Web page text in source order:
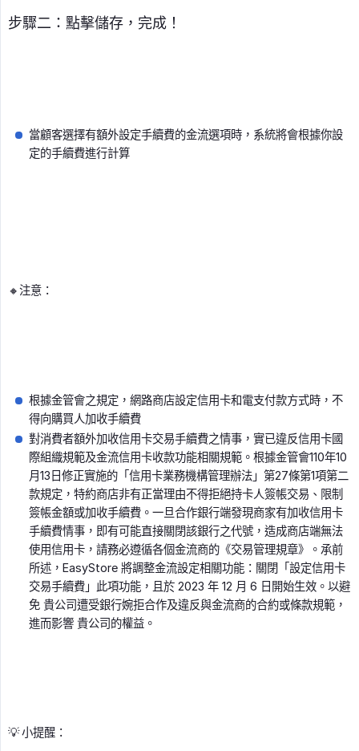
步驟二：點擊儲存，完成！
當顧客選擇有額外設定手續費的金流選項時，系統將會根據你設
定的手續費進行計算
🔸注意：
根據金管會之規定，網路商店設定信用卡和電支付款方式時，不
得向購買人加收手續費
對消費者額外加收信用卡交易手續費之情事，實已違反信用卡國
際組織規範及金流信用卡收款功能相關規範。根據金管會110年10
月13日修正實施的「信用卡業務機構管理辦法」第27條第1項第二
款規定，特約商店非有正當理由不得拒絕持卡人簽帳交易、限制
簽帳金額或加收手續費。一旦合作銀行端發現商家有加收信用卡
手續費情事，即有可能直接關閉該銀行之代號，造成商店端無法
使用信用卡，請務必遵循各個金流商的《交易管理規章》。承前
所述，EasyStore 將調整金流設定相關功能：關閉「設定信用卡
交易手續費」此項功能，且於 2023 年 12 月 6 日開始生效。以避
免 貴公司遭受銀行婉拒合作及違反與金流商的合約或條款規範，
進而影響 貴公司的權益。
💡 小提醒：